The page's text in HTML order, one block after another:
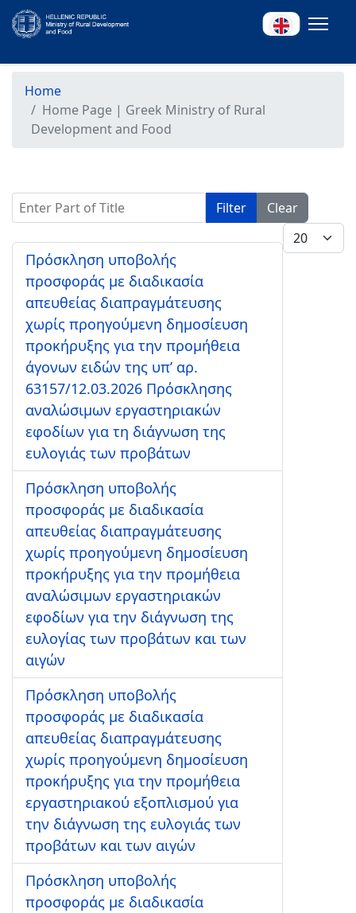
Home
Home Page | Greek Ministry of Rural
Development and Food
Enter Part of Title Filter
Clear
Display #
Πρόσκληση υποβολής
προσφοράς με διαδικασία
απευθείας διαπραγμάτευσης
χωρίς προηγούμενη δημοσίευση
προκήρυξης για την προμήθεια
άγονων ειδών της υπ’ αρ.
63157/12.03.2026 Πρόσκλησης
αναλώσιμων εργαστηριακών
εφοδίων για τη διάγνωση της
ευλογιάς των προβάτων
Πρόσκληση υποβολής
προσφοράς με διαδικασία
απευθείας διαπραγμάτευσης
χωρίς προηγούμενη δημοσίευση
προκήρυξης για την προμήθεια
αναλώσιμων εργαστηριακών
εφοδίων για την διάγνωση της
ευλογίας των προβάτων και των
αιγών
Πρόσκληση υποβολής
προσφοράς με διαδικασία
απευθείας διαπραγμάτευσης
χωρίς προηγούμενη δημοσίευση
προκήρυξης για την προμήθεια
εργαστηριακού εξοπλισμού για
την διάγνωση της ευλογιάς των
προβάτων και των αιγών
Πρόσκληση υποβολής
προσφοράς με διαδικασία